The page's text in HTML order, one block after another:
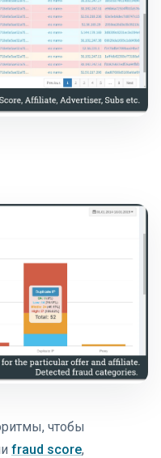
чтобы
fraud score,